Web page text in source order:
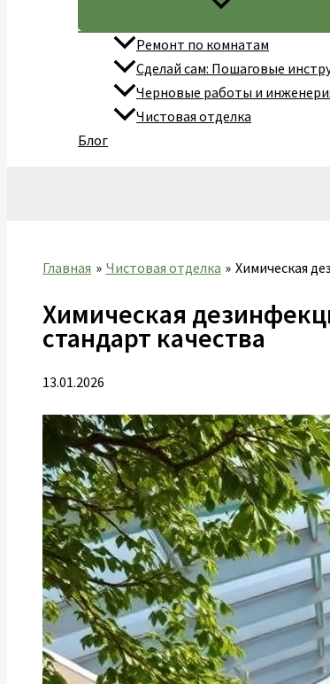
Ремонт по комнатам
Сделай сам: Пошаговые
Черновые работы и
Чистовая отделка
Блог
Главная Чистовая отделка Химическая
Химическая
стандарт качества
13.01.2026